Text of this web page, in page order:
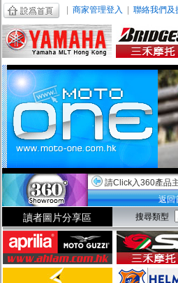
商家管理登入 聯絡我們及
請Click入360產品
返回
讀者圖片分享區 搜尋類型